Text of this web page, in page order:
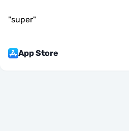
"super"
App Store